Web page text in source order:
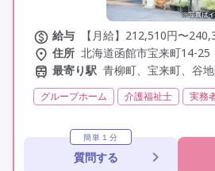
給与
【月給】212,510円〜
住所 北海道函館市宝来町14-25
最寄り駅 青柳町、宝来町、谷
グループホーム 介護福祉士
実務
残業ほぼなし
常勤 社会保険完備
年間休日120日以上
年間休日110日
簡単１分
質問する